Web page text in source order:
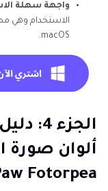
واجهة سهلة
macOS.
ألوان صورة
Fotorpea